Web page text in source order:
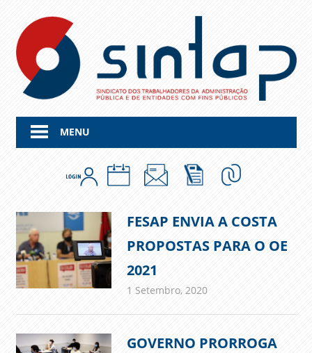
content
MENU
FESAP ENVIA A COSTA
PROPOSTAS PARA O OE
2021
1 Setembro, 2020
GOVERNO PRORROGA